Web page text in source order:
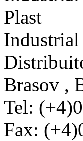
Industrial
Brasov ,
Tel:
Fax: